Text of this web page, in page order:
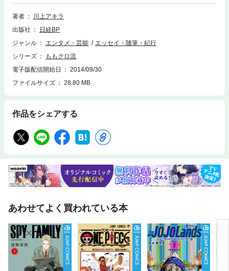
を横浜アリーナの客席最上段まで引っ張り上げ、有安杏果は事務所の後輩
とユニットを組ませてプレッシャーをかける。最年少の佐々木彩夏が年上
そして再三拒否した百田夏菜子をリーダーに指名…。ムチャブリの裏にあ
った川上氏のマネジメント哲学と、メンバーとの闘いの歴史をひも解い
『日経エンタテインメント!』好評の対談連載「新ももクロ61分3本勝負」
も加筆して10本分を収録。さらに、5人に対して川上氏が語った言葉を振
り返るメンバー全員参加の座談会も新たに収録。「ももクロの現場に“でき
ない”という言葉はない」という川上氏に対し、「上手くいかなかったこと
著者
川上アキラ
出版社
日経BP
ジャンル
エンタメ・芸能
エッセイ・随筆・紀行
シリーズ
ももクロ流
電子版配信開始日
2014/09/30
ファイルサイズ
28.80 MB
作品をシェアする
あわせてよく買われている本